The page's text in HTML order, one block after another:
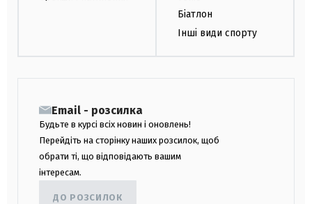
Біатлон
Інші види спорту
Email - розсилка
Будьте в курсі всіх новин і оновлень!
Перейдіть на сторінку наших розсилок, щоб
обрати ті, що відповідають вашим
інтересам.
ДО РОЗСИЛОК